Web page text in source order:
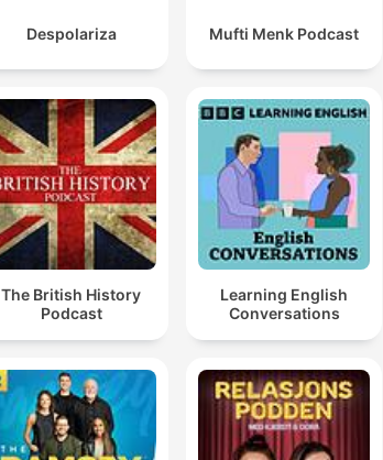
Mufti Menk Podcast
Despolariza
Learning English
Conversations
The British History
Podcast